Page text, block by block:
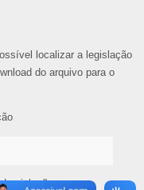
localizar a legislação
do arquivo para o
Legislação